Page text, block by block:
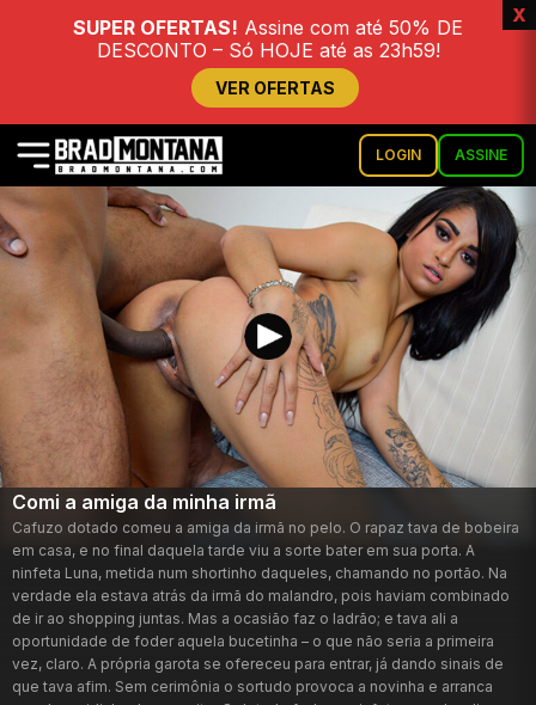
SUPER OFERTAS! Assine com até 50% DE
DESCONTO – Só HOJE até as 23h59!
VER OFERTAS
x
LOGIN ASSINE
Comi a amiga da minha irmã
Cafuzo dotado comeu a amiga da irmã no pelo. O rapaz tava de bobeira
em casa, e no final daquela tarde viu a sorte bater em sua porta. A
ninfeta Luna, metida num shortinho daqueles, chamando no portão. Na
verdade ela estava atrás da irmã do malandro, pois haviam combinado
de ir ao shopping juntas. Mas a ocasião faz o ladrão; e tava ali a
oportunidade de foder aquela bucetinha – o que não seria a primeira
vez, claro. A própria garota se ofereceu para entrar, já dando sinais de
que tava afim. Sem cerimônia o sortudo provoca a novinha e arranca